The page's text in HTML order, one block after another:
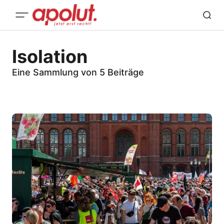
Isolation
Eine Sammlung von 5 Beiträge